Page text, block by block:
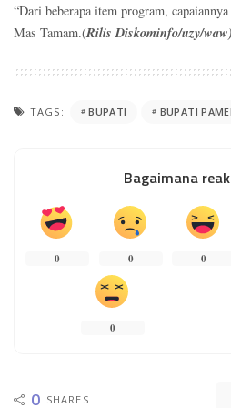
“Dari beberapa item program,
Mas Tamam.(Rilis Diskominfo/uzy/waw)
TAGS: BUPATI BUPATI
Bagaimana
0 0 0
0
0 SHARES